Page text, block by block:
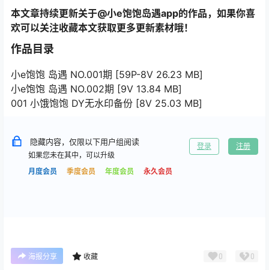
本文章持续更新关于@小e饱饱岛遇app的作品，如果你喜
欢可以关注收藏本文获取更多更新素材哦！
作品目录
小e饱饱 岛遇 NO.001期 [59P-8V 26.23 MB]
小e饱饱 岛遇 NO.002期 [9V 13.84 MB]
001 小饿饱饱 DY无水印备份 [8V 25.03 MB]
隐藏内容，仅限以下用户组阅读
如果您未在其中，可以升级
月度会员
季度会员 年度会员 永久会员
登录 注册
海报分享 收藏 0 0